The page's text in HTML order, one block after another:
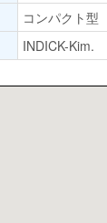
コンパクト型
INDICK-Kim.